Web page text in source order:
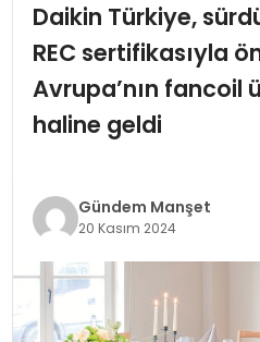
SPOR
TEKNOLOJI
Daikin Türkiye,
REC sertifikasıyla
Avrupa’nın fancoil
haline geldi
Gündem Manşet
20 Kasım 2024